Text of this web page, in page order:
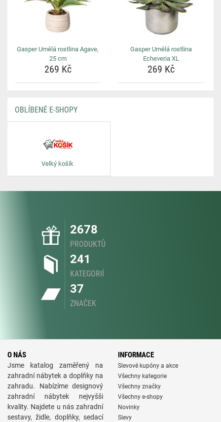
Gasper Umělá rostlina Agave,
25 cm
269 Kč
Gasper Umělá rostlina
Echeveria XL
269 Kč
OBLÍBENÉ E-SHOPY
Velký košík
2678
PRODUKTŮ
241
KATEGORIÍ
37
ZNAČEK
O NÁS
Jsme katalog zaměřený na
zahradní nábytek a doplňky na
zahradu. Nabízíme designový
zahradní nábytek nejvyšši
kvality. Najdete u nás zahradní
sestavy, židle, doplňky, sedací
INFORMACE
Slevové kupóny a akce
Všechny kategorie
Všechny značky
Všechny e-shopy
Novinky
Slevy